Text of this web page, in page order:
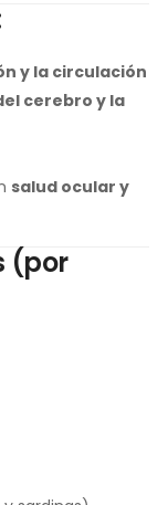
y la circulación
cerebro y la
salud ocular y
(por